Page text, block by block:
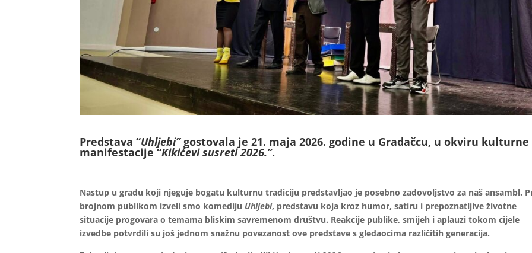
Predstava “Uhljebi”gostovala je 21. maja 2026. godine u Gradačcu, u okviru kulturne
manifestacije “Kikićevi susreti 2026.”.
Nastup u gradu koji njeguje bogatu kulturnu tradiciju predstavljao je posebno zadovoljstvo za naš ansambl.
brojnom publikom izveli smo komediju Uhljebi, predstavu koja kroz humor, satiru i prepoznatljive životne
situacije progovara o temama bliskim savremenom društvu. Reakcije publike, smijeh i aplauzi tokom cijele
izvedbe potvrdili su još jednom snažnu povezanost ove predstave s gledaocima različitih generacija.